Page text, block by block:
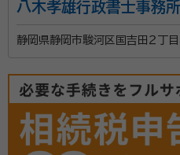
八木孝雄行政書士事務所
静岡県静岡市駿河区国吉田２丁目